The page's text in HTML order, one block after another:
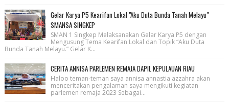
Gelar Karya P5 Kearifan Lokal "Aku Duta Bunda Tanah Melayu"
SMANSA SINGKEP
SMAN 1 Singkep Melaksanakan Gelar Karya P5 dengan
Mengusung Tema Kearifan Lokal dan Topik “Aku Duta
Bunda Tanah Melayu.” Gelar K...
CERITA ANNISA PARLEMEN REMAJA DAPIL KEPULAUAN RIAU
Haloo teman-teman saya annisa annastia azzahra akan
menceritakan pengalaman saya mengikuti kegiatan
parlemen remaja 2023 Sebagai...